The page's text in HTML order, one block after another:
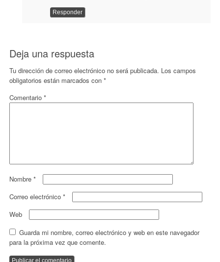
Responder
Deja una respuesta
Tu dirección de correo electrónico no será publicada. Los campos
obligatorios están marcados con *
Comentario *
Nombre *
Correo electrónico *
Web
Guarda mi nombre, correo electrónico y web en este navegador
para la próxima vez que comente.